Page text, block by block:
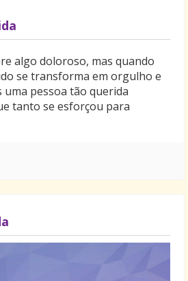
algo doloroso, mas quando
se transforma em orgulho e
pessoa tão querida
tanto se esforçou para